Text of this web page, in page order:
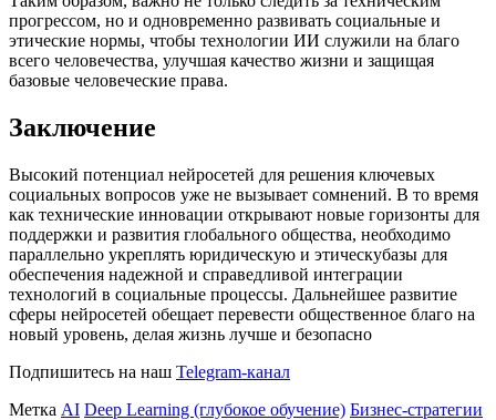
прогрессом, но и одновременно развивать социальные и
этические нормы, чтобы технологии ИИ служили на благо
всего человечества, улучшая качество жизни и защищая
базовые человеческие права.
Заключение
Высокий потенциал нейросетей для решения ключевых
социальных вопросов уже не вызывает сомнений. В то время
как технические инновации открывают новые горизонты для
поддержки и развития глобального общества, необходимо
параллельно укреплять юридическую и этическубазы для
обеспечения надежной и справедливой интеграции
технологий в социальные процессы. Дальнейшее развитие
сферы нейросетей обещает перевести общественное благо на
новый уровень, делая жизнь лучше и безопасно
Подпишитесь на наш Telegram-канал
Метка AI Deep Learning (глубокое обучение) Бизнес-стратегии